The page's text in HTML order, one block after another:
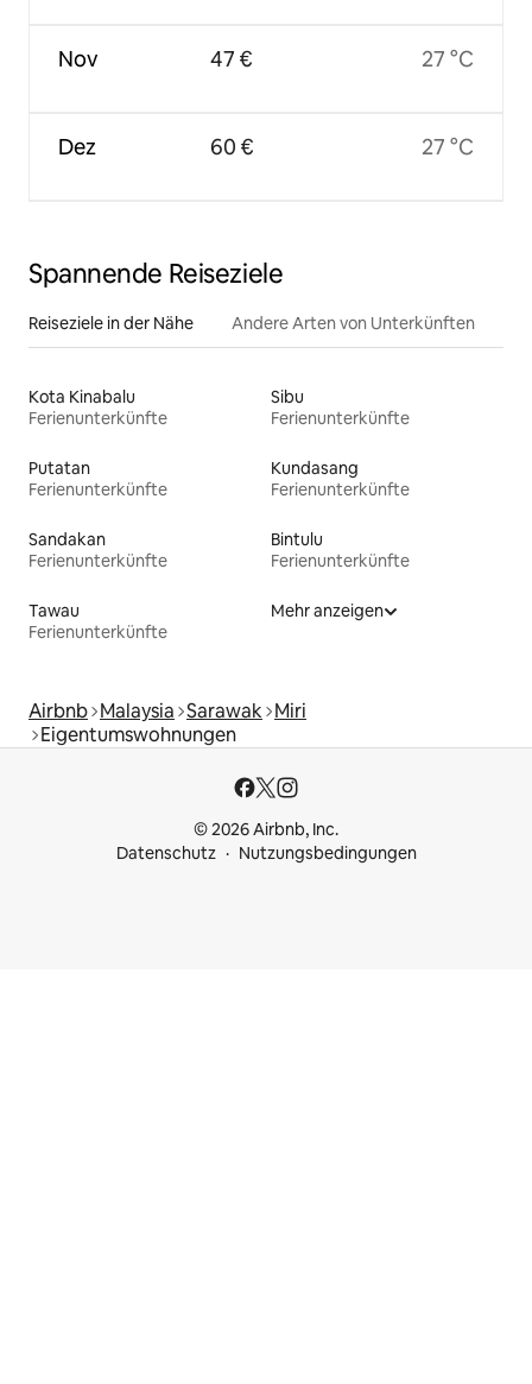
Nov
Dez
47 €
60 €
27 °C
27 °C
Spannende Reiseziele
Reiseziele in der Nähe Andere Arten von Unterkünften
Kota Kinabalu
Ferienunterkünfte
Sibu
Ferienunterkünfte
Putatan
Ferienunterkünfte
Kundasang
Ferienunterkünfte
Sandakan
Ferienunterkünfte
Bintulu
Ferienunterkünfte
Tawau
Ferienunterkünfte
Mehr anzeigen
Airbnb Malaysia Sarawak Miri
Eigentumswohnungen
© 2026 Airbnb, Inc.
Datenschutz
Nutzungsbedingungen